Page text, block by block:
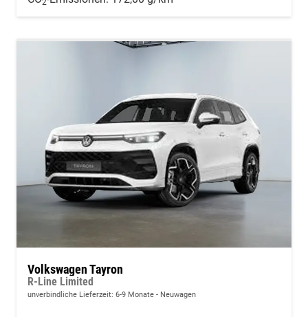
2
Volkswagen Tayron
R-Line Limited
unverbindliche Lieferzeit: 6-9 Monate Neuwagen